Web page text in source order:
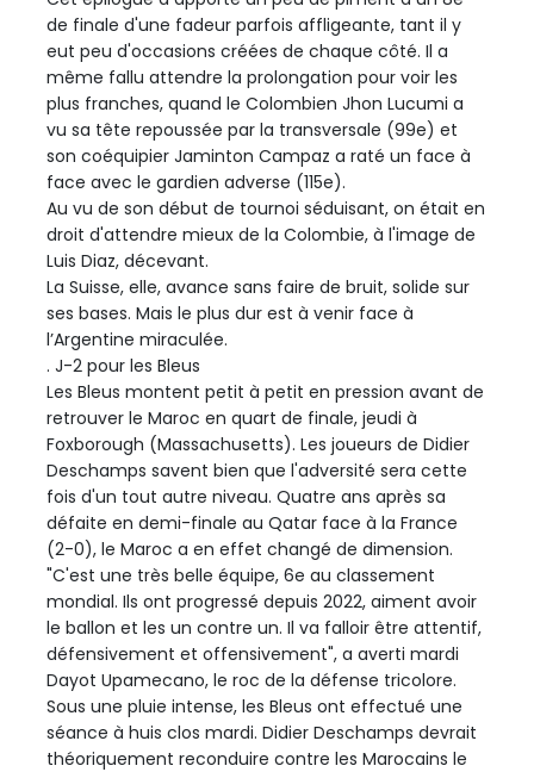
de finale d'une fadeur parfois affligeante, tant il y
eut peu d'occasions créées de chaque côté. Il a
même fallu attendre la prolongation pour voir les
plus franches, quand le Colombien Jhon Lucumi a
vu sa tête repoussée par la transversale (99e) et
son coéquipier Jaminton Campaz a raté un face à
face avec le gardien adverse (115e).
Au vu de son début de tournoi séduisant, on était en
droit d'attendre mieux de la Colombie, à l'image de
Luis Diaz, décevant.
La Suisse, elle, avance sans faire de bruit, solide sur
ses bases. Mais le plus dur est à venir face à
l’Argentine miraculée.
. J-2 pour les Bleus
Les Bleus montent petit à petit en pression avant de
retrouver le Maroc en quart de finale, jeudi à
Foxborough (Massachusetts). Les joueurs de Didier
Deschamps savent bien que l'adversité sera cette
fois d'un tout autre niveau. Quatre ans après sa
défaite en demi-finale au Qatar face à la France
(2-0), le Maroc a en effet changé de dimension.
"C'est une très belle équipe, 6e au classement
mondial. Ils ont progressé depuis 2022, aiment avoir
le ballon et les un contre un. Il va falloir être attentif,
défensivement et offensivement", a averti mardi
Dayot Upamecano, le roc de la défense tricolore.
Sous une pluie intense, les Bleus ont effectué une
séance à huis clos mardi. Didier Deschamps devrait
théoriquement reconduire contre les Marocains le